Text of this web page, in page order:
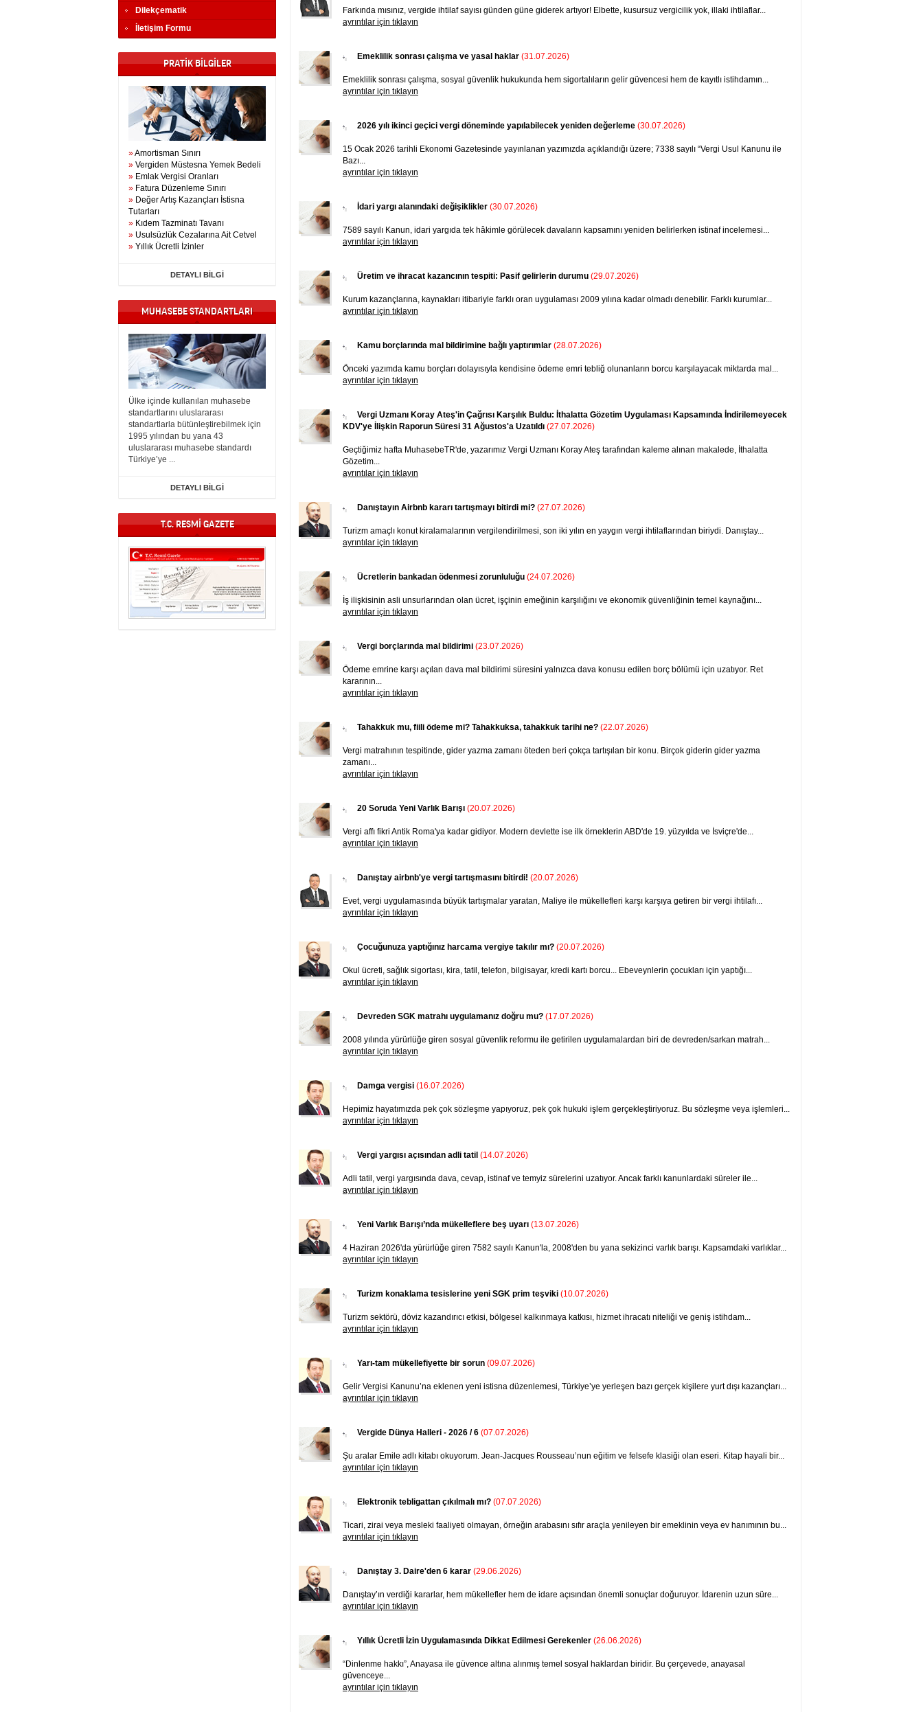
Dilekçematik
İletişim Formu
PRATİK BİLGİLER
»Amortisman Sınırı
» Vergiden Müstesna Yemek Bedeli
» Emlak Vergisi Oranları
» Fatura Düzenleme Sınırı
» Değer Artış Kazançları İstisna
Tutarları
» Kıdem Tazminatı Tavanı
» Usulsüzlük Cezalarına Ait Cetvel
» Yıllık Ücretli İzinler
DETAYLI BİLGİ
MUHASEBE STANDARTLARI
Ülke içinde kullanılan muhasebe
standartlarını uluslararası
standartlarla bütünleştirebilmek için
1995 yılından bu yana 43
uluslararası muhasebe standardı
Türkiye’ye ...
DETAYLI BİLGİ
T.C. RESMİ GAZETE
Farkında mısınız, vergide ihtilaf sayısı günden güne giderek artıyor! Elbette, kusursuz vergicilik yok, illaki ihtilaflar...
ayrıntılar için tıklayın
Emeklilik sonrası çalışma ve yasal haklar (31.07.2026)
Emeklilik sonrası çalışma, sosyal güvenlik hukukunda hem sigortalıların gelir güvencesi hem de kayıtlı istihdamın...
ayrıntılar için tıklayın
2026 yılı ikinci geçici vergi döneminde yapılabilecek yeniden değerleme (30.07.2026)
15 Ocak 2026 tarihli Ekonomi Gazetesinde yayınlanan yazımızda açıklandığı üzere; 7338 sayılı “Vergi Usul Kanunu ile
Bazı...
ayrıntılar için tıklayın
İdari yargı alanındaki değişiklikler (30.07.2026)
7589 sayılı Kanun, idari yargıda tek hâkimle görülecek davaların kapsamını yeniden belirlerken istinaf incelemesi...
ayrıntılar için tıklayın
Üretim ve ihracat kazancının tespiti: Pasif gelirlerin durumu (29.07.2026)
Kurum kazançlarına, kaynakları itibariyle farklı oran uygulaması 2009 yılına kadar olmadı denebilir. Farklı kurumlar...
ayrıntılar için tıklayın
Kamu borçlarında mal bildirimine bağlı yaptırımlar (28.07.2026)
Önceki yazımda kamu borçları dolayısıyla kendisine ödeme emri tebliğ olunanların borcu karşılayacak miktarda mal...
ayrıntılar için tıklayın
Vergi Uzmanı Koray Ateş'in Çağrısı Karşılık Buldu: İthalatta Gözetim Uygulaması Kapsamında İndirilemeyecek
KDV'ye İlişkin Raporun Süresi 31 Ağustos'a Uzatıldı (27.07.2026)
Geçtiğimiz hafta MuhasebeTR'de, yazarımız Vergi Uzmanı Koray Ateş tarafından kaleme alınan makalede, İthalatta
Gözetim...
ayrıntılar için tıklayın
Danıştayın Airbnb kararı tartışmayı bitirdi mi? (27.07.2026)
Turizm amaçlı konut kiralamalarının ver­gilendirilmesi, son iki yı­lın en yaygın vergi ihtilaf­larından biriydi. Danıştay...
ayrıntılar için tıklayın
Ücretlerin bankadan ödenmesi zorunluluğu (24.07.2026)
İş ilişkisinin asli unsurlarından olan ücret, işçinin emeğinin karşılığını ve ekonomik güvenliğinin temel kaynağını...
ayrıntılar için tıklayın
Vergi borçlarında mal bildirimi (23.07.2026)
Ödeme emrine karşı açılan dava mal bildirimi süresini yalnızca dava konusu edilen borç bölümü için uzatıyor. Ret
kararının...
ayrıntılar için tıklayın
Tahakkuk mu, fiili ödeme mi? Tahakkuksa, tahakkuk tarihi ne? (22.07.2026)
Vergi matrahının tespitinde, gider yazma zamanı öteden beri çokça tartışılan bir konu. Birçok giderin gider yazma
zamanı...
ayrıntılar için tıklayın
20 Soruda Yeni Varlık Barışı (20.07.2026)
Vergi affı fikri Antik Roma'ya kadar gidiyor. Modern devlette ise ilk örneklerin ABD'de 19. yüzyılda ve İsviçre'de...
ayrıntılar için tıklayın
Danıştay airbnb'ye vergi tartışmasını bitirdi! (20.07.2026)
Evet, vergi uygulamasında büyük tartışmalar yaratan, Maliye ile mükellefleri karşı karşıya getiren bir vergi ihtilafı...
ayrıntılar için tıklayın
Çocuğunuza yaptığınız harcama vergiye takılır mı? (20.07.2026)
Okul ücreti, sağlık sigortası, kira, tatil, telefon, bilgisayar, kredi kar­tı borcu... Ebeveynlerin çocukları için yaptığı...
ayrıntılar için tıklayın
Devreden SGK matrahı uygulamanız doğru mu? (17.07.2026)
2008 yılında yürürlüğe giren sosyal güvenlik reformu ile getirilen uygulamalardan biri de devreden/sarkan matrah...
ayrıntılar için tıklayın
Damga vergisi (16.07.2026)
Hepimiz hayatımızda pek çok sözleşme yapıyoruz, pek çok hukuki işlem gerçekleştiriyoruz. Bu sözleşme veya işlemleri...
ayrıntılar için tıklayın
Vergi yargısı açısından adli tatil (14.07.2026)
Adli tatil, vergi yargısında dava, cevap, istinaf ve temyiz sürelerini uzatıyor. Ancak farklı kanunlardaki süreler ile...
ayrıntılar için tıklayın
Yeni Varlık Barışı’nda mükelleflere beş uyarı (13.07.2026)
4 Haziran 2026'da yürürlüğe giren 7582 sayılı Kanun'la, 2008'den bu yana sekizinci var­lık barışı. Kapsamdaki varlıklar...
ayrıntılar için tıklayın
Turizm konaklama tesislerine yeni SGK prim teşviki (10.07.2026)
Turizm sektörü, döviz kazandırıcı etkisi, bölgesel kalkınmaya katkısı, hizmet ihracatı niteliği ve geniş istihdam...
ayrıntılar için tıklayın
Yarı-tam mükellefiyette bir sorun (09.07.2026)
Gelir Vergisi Kanunu’na eklenen yeni istisna düzenlemesi, Türkiye’ye yerleşen bazı gerçek kişilere yurt dışı kazançları...
ayrıntılar için tıklayın
Vergide Dünya Halleri - 2026 / 6 (07.07.2026)
Şu aralar Emile adlı kitabı okuyorum. Jean-Jacques Rousseau’nun eğitim ve felsefe klasiği olan eseri. Kitap hayali bir...
ayrıntılar için tıklayın
Elektronik tebligattan çıkılmalı mı? (07.07.2026)
Ticari, zirai veya mesleki faaliyeti olmayan, örneğin arabasını sıfır araçla yenileyen bir emeklinin veya ev hanımının bu...
ayrıntılar için tıklayın
Danıştay 3. Daire'den 6 karar (29.06.2026)
Danıştay’ın verdiği kararlar, hem mükellefler hem de ida­re açısından önemli sonuçlar do­ğuruyor. İdarenin uzun süre...
ayrıntılar için tıklayın
Yıllık Ücretli İzin Uygulamasında Dikkat Edilmesi Gerekenler (26.06.2026)
“Dinlenme hakkı”, Anayasa ile güvence altına alınmış temel sosyal haklardan biridir. Bu çerçevede, anayasal
güvenceye...
ayrıntılar için tıklayın